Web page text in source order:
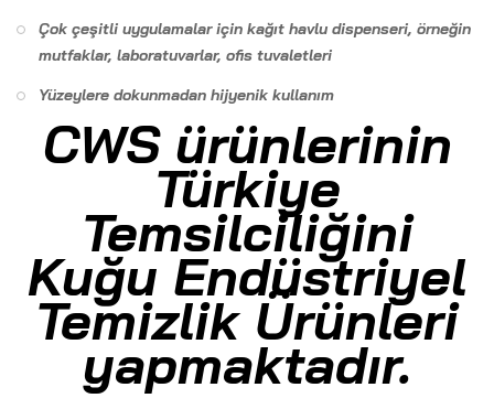
Çok çeşitli uygulamalar için kağıt havlu dispenseri, örneğin
mutfaklar, laboratuvarlar, ofis tuvaletleri
Yüzeylere dokunmadan hijyenik kullanım
CWS ürünlerinin
Türkiye
Temsilciliğini
Kuğu Endüstriyel
Temizlik Ürünleri
yapmaktadır.